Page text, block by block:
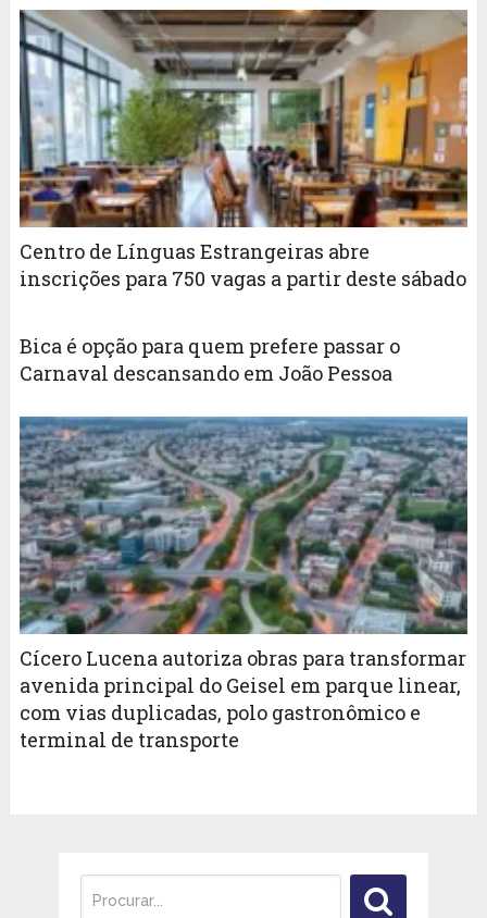
Centro de Línguas Estrangeiras abre
inscrições para 750 vagas a partir deste sábado
Bica é opção para quem prefere passar o
Carnaval descansando em João Pessoa
Cícero Lucena autoriza obras para transformar
avenida principal do Geisel em parque linear,
com vias duplicadas, polo gastronômico e
terminal de transporte